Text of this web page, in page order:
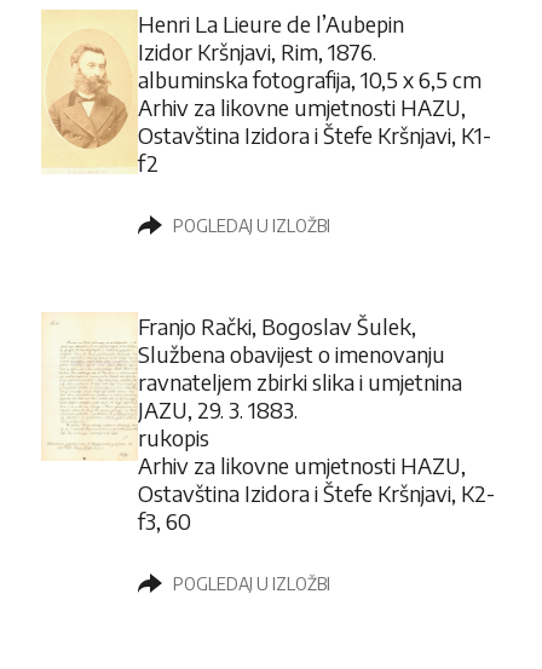
Henri La Lieure de l’Aubepin
Izidor Kršnjavi, Rim, 1876.
albuminska fotografija, 10,5 x 6,5 cm
Arhiv za likovne umjetnosti HAZU,
Ostavština Izidora i Štefe Kršnjavi, K1-
f2
POGLEDAJ U IZLOŽBI
Franjo Rački, Bogoslav Šulek,
Službena obavijest o imenovanju
ravnateljem zbirki slika i umjetnina
JAZU, 29. 3. 1883.
rukopis
Arhiv za likovne umjetnosti HAZU,
Ostavština Izidora i Štefe Kršnjavi, K2-
f3, 60
POGLEDAJ U IZLOŽBI